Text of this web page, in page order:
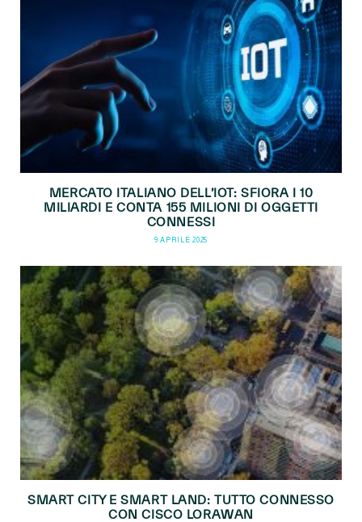
MERCATO ITALIANO DELL’IOT: SFIORA I 10
MILIARDI E CONTA 155 MILIONI DI OGGETTI
CONNESSI
9 APRILE 2025
SMART CITY E SMART LAND: TUTTO CONNESSO
CON CISCO LORAWAN